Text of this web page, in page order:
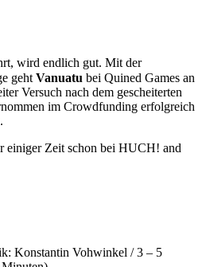
wird endlich gut. Mit der
geht Vanuatu bei Quined Games an
Versuch nach dem gescheiterten
im Crowdfunding erfolgreich
einiger Zeit schon bei HUCH! and
Konstantin Vohwinkel / 3 – 5